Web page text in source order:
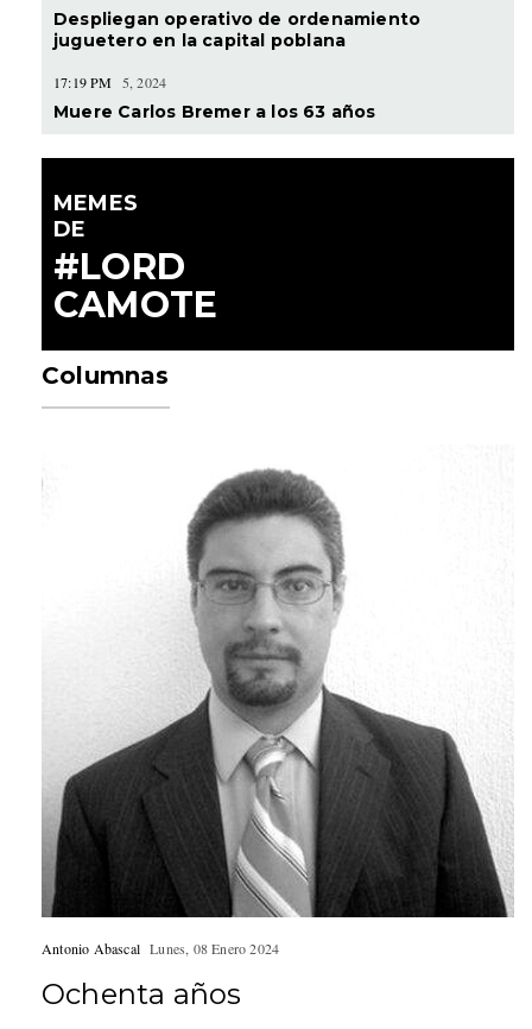
Despliegan operativo de ordenamiento
juguetero en la capital poblana
17:19 PM 5, 2024
Muere Carlos Bremer a los 63 años
MEMES
DE
#LORD
CAMOTE
Columnas
Antonio Abascal Lunes, 08 Enero 2024
Ochenta años